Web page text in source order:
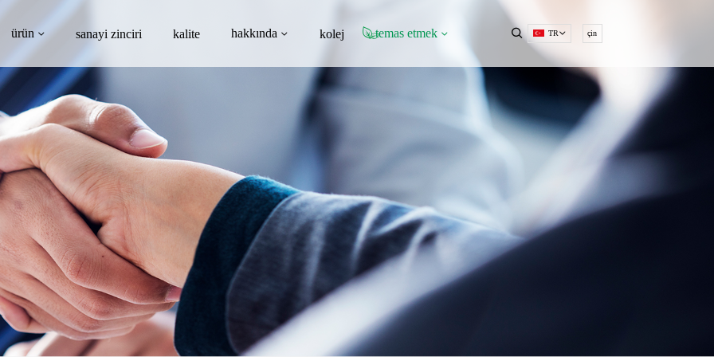
ürün sanayi zinciri kalite hakkında kolej temas etmek TR çin